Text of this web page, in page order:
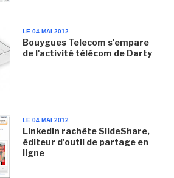
LE 04 MAI 2012
Bouygues Telecom s'empare
de l'activité télécom de Darty
LE 04 MAI 2012
Linkedin rachète SlideShare,
éditeur d'outil de partage en
ligne